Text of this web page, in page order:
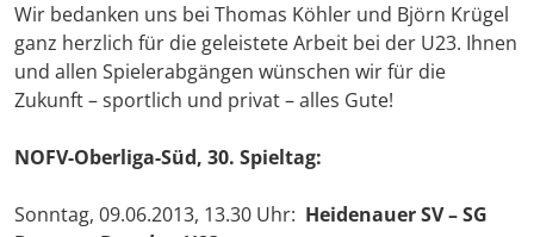
Wir bedanken uns bei Thomas Köhler und Björn Krügel
ganz herzlich für die geleistete Arbeit bei der U23. Ihnen
und allen Spielerabgängen wünschen wir für die
Zukunft – sportlich und privat – alles Gute!
NOFV-Oberliga-Süd, 30. Spieltag:
Sonntag, 09.06.2013, 13.30 Uhr: Heidenauer SV – SG